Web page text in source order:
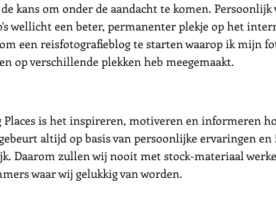
kans om onder de aandacht te komen.
wellicht een beter, permanenter plekje op het
een reisfotografieblog te starten waarop ik mijn
op verschillende plekken heb meegemaakt.
Places is het inspireren, motiveren en informeren
altijd op basis van persoonlijke ervaringen en
Daarom zullen wij nooit met stock-materiaal
waar wij gelukkig van worden.